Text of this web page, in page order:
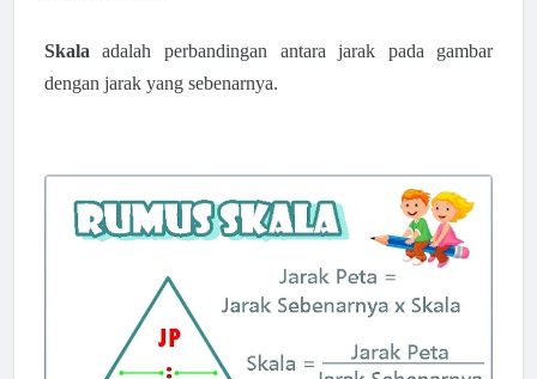
Skala adalah perbandingan antara jarak pada gambar
dengan jarak yang sebenarnya.